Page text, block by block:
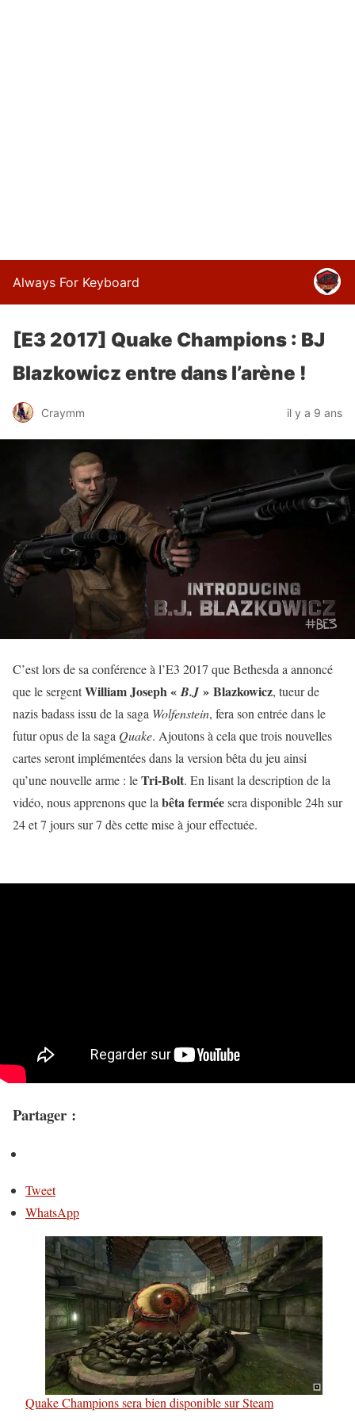
Always For Keyboard
[E3 2017] Quake Champions : BJ
Blazkowicz entre dans l’arène !
Craymm il y a 9 ans
C’est lors de sa conférence à l’E3 2017 que Bethesda a annoncé
que le sergentWilliam Joseph «B.J» Blazkowicz, tueur de
nazis badass issu de la saga Wolfenstein, fera son entrée dans le
futur opus de la saga Quake. Ajoutons à cela que trois nouvelles
cartes seront implémentées dans la version bêta du jeu ainsi
qu’une nouvelle arme : leTri-Bolt. En lisant la description de la
vidéo, nous apprenons que la bêta ferméesera disponible 24h sur
24 et 7 jours sur 7 dès cette mise à jour effectuée.
Partager :
Tweet
WhatsApp
Quake Champions sera bien disponible sur Steam